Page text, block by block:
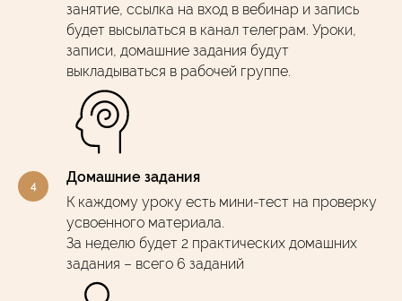
занятие, ссылка на вход в вебинар и запись
будет высылаться в канал телеграм. Уроки,
записи, домашние задания будут
выкладываться в рабочей группе.
Домашние задания
К каждому уроку есть мини-тест на проверку
усвоенного материала.
За неделю будет 2 практических домашних
задания – всего 6 заданий